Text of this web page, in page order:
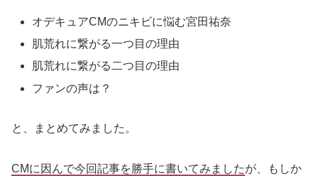
オデキュアCMのニキビに悩む宮田祐奈
肌荒れに繋がる一つ目の理由
肌荒れに繋がる二つ目の理由
ファンの声は？
と、まとめてみました。
CMに因んで今回記事を勝手に書いてみましたが、もしか